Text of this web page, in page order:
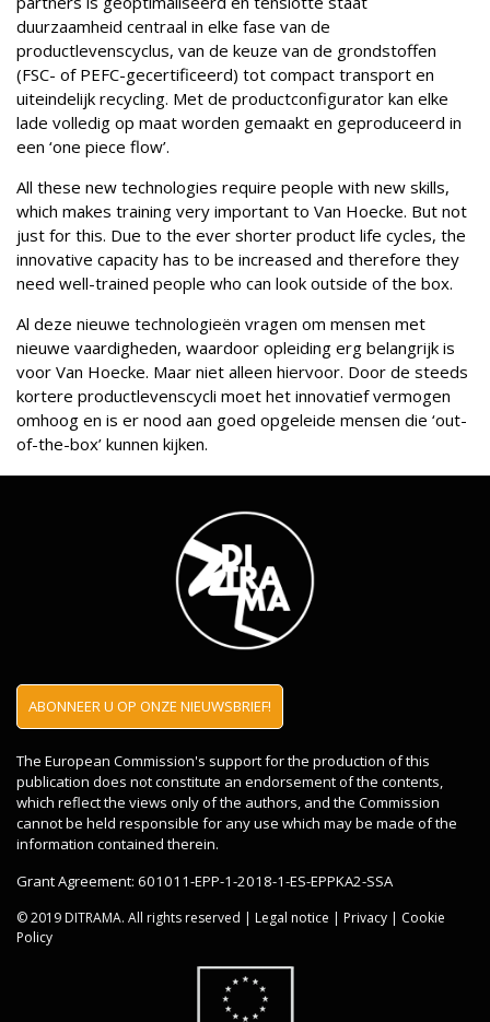
duurzaamheid centraal in elke fase van de
productlevenscyclus, van de keuze van de grondstoffen
(FSC- of PEFC-gecertificeerd) tot compact transport en
uiteindelijk recycling. Met de productconfigurator kan elke
lade volledig op maat worden gemaakt en geproduceerd in
een ‘one piece flow’.
All these new technologies require people with new skills,
which makes training very important to Van Hoecke. But not
just for this. Due to the ever shorter product life cycles, the
innovative capacity has to be increased and therefore they
need well-trained people who can look outside of the box.
Al deze nieuwe technologieën vragen om mensen met
nieuwe vaardigheden, waardoor opleiding erg belangrijk is
voor Van Hoecke. Maar niet alleen hiervoor. Door de steeds
kortere productlevenscycli moet het innovatief vermogen
omhoog en is er nood aan goed opgeleide mensen die ‘out-
of-the-box’ kunnen kijken.
EROV, Manufacturing Industry in East-Flanders.
ABONNEER U OP ONZE NIEUWSBRIEF!
The European Commission's support for the production of this
publication does not constitute an endorsement of the contents,
which reflect the views only of the authors, and the Commission
cannot be held responsible for any use which may be made of the
information contained therein.
Grant Agreement: 601011-EPP-1-2018-1-ES-EPPKA2-SSA
© 2019 DITRAMA. All rights reserved | Legal notice | Privacy | Cookie
Policy